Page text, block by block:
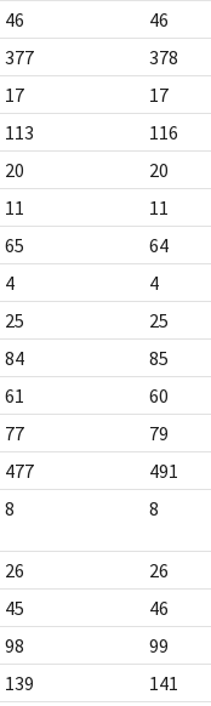
46 46
377 378
17 17
113 116
20 20
11 11
65 64
4 4
25 25
84 85
61 60
77 79
477 491
8 8
26 26
45 46
98 99
139 141